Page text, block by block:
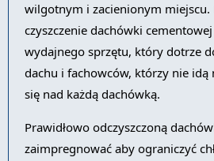
wilgotnym i zacienionym miejscu.
czyszczenie dachówki
wydajnego sprzętu, który dotrze
dachu i fachowców, którzy nie idą
się nad każdą dachówką.
Prawidłowo odczyszczoną
zaimpregnować aby ograniczyć